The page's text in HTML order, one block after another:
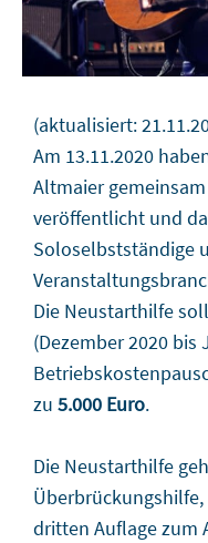
(aktualisiert:
Am 13.11.2020
Altmaier
veröffentlicht und
Soloselbstständige
Die Neustarthilfe
(Dezember 2020 bis
zu 5.000 Euro.
Die Neustarthilfe
dritten Auflage zum